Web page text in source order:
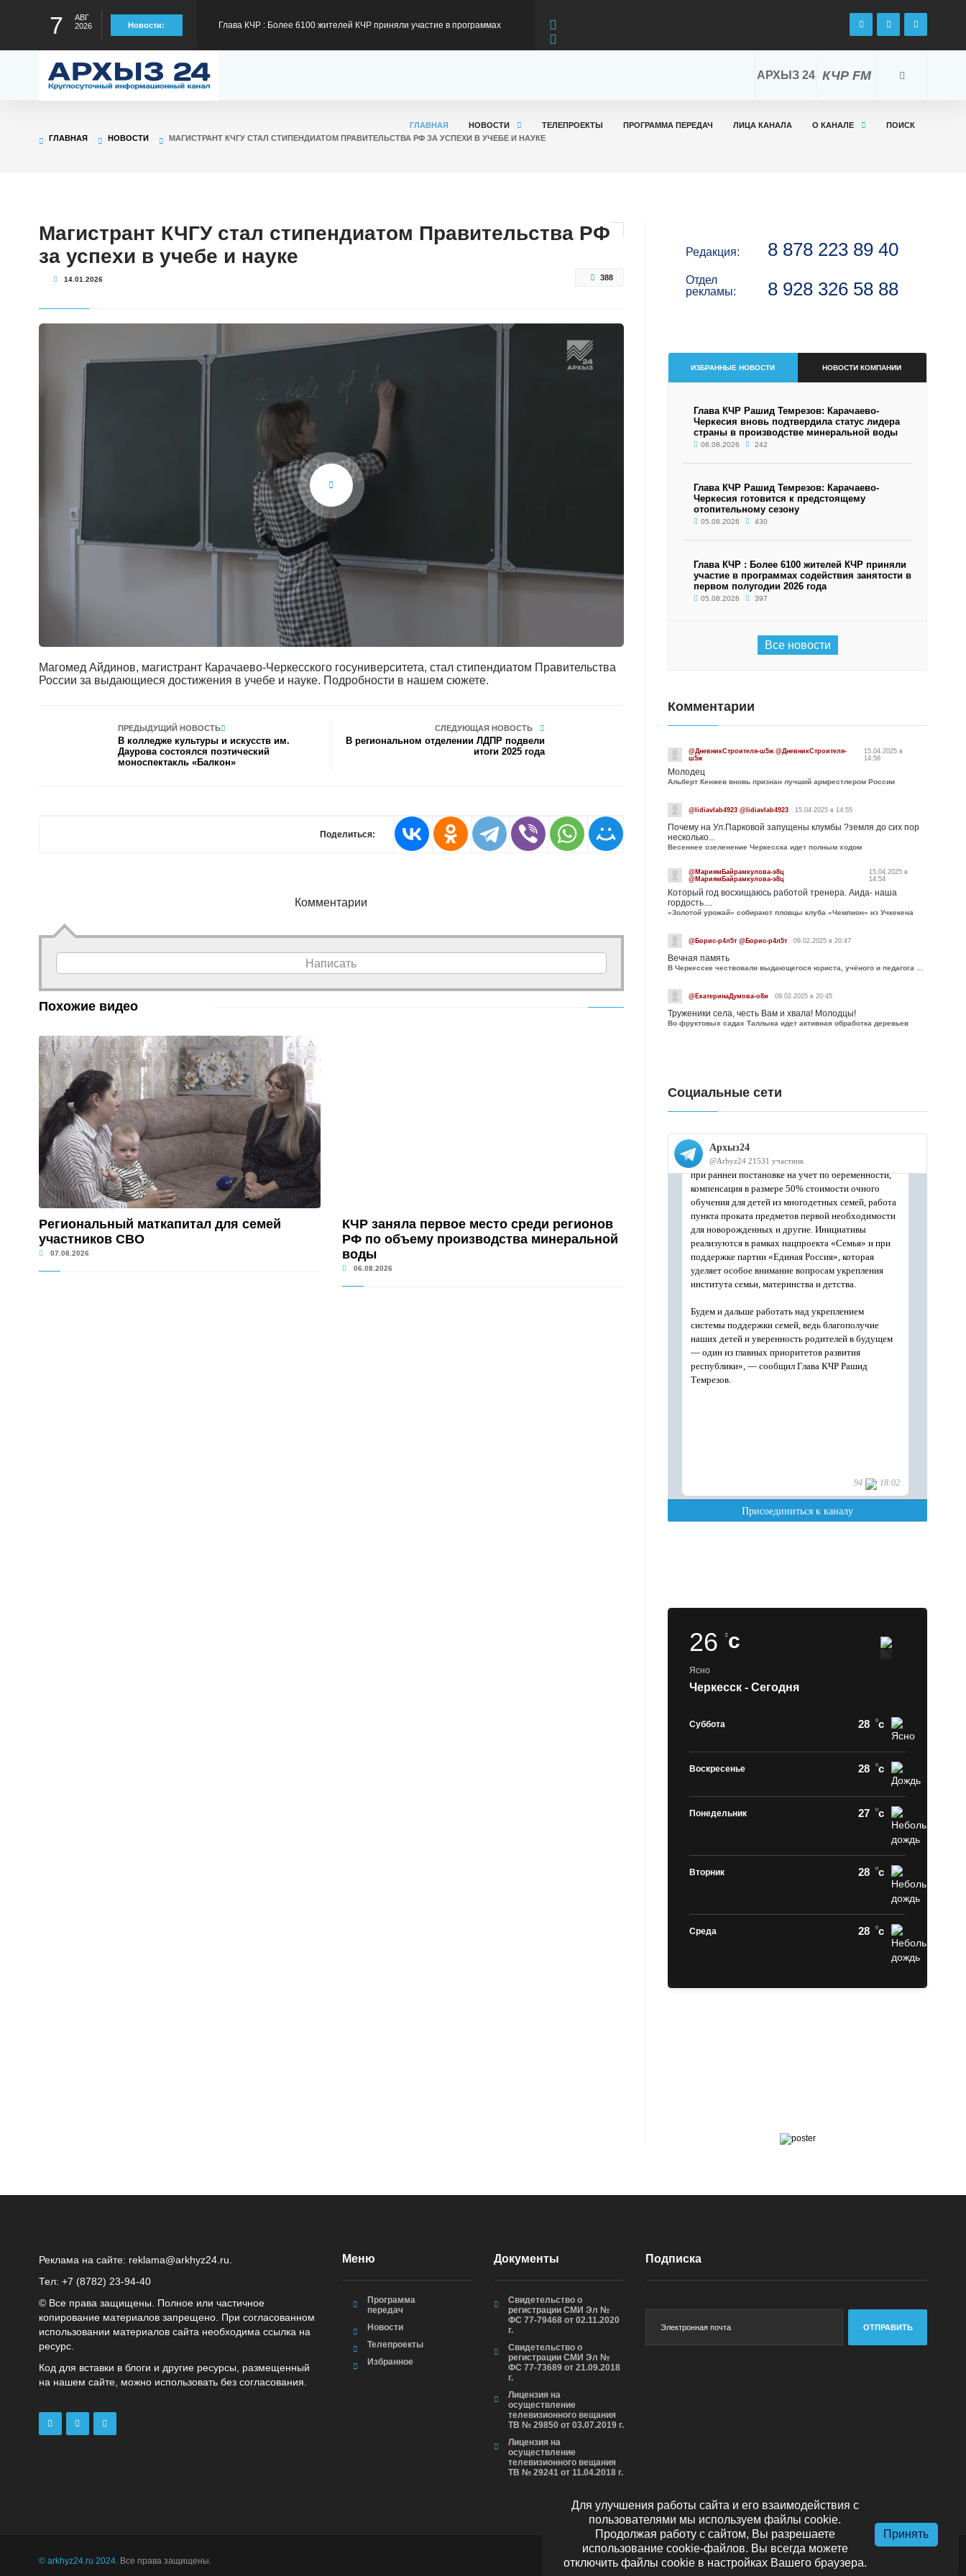
7
АВГ
2026
Новости: содействия занятости в первом полугодии 2026 года
Глава КЧР: Продолжается модернизация федеральной трассы А-156 на
Глава КЧР Рашид Темрезов: Карачаево-Черкесия вновь подтвердила
предстоящему отопительному сезону
КЧР FM
АРХЫЗ 24
ГЛАВНАЯ НОВОСТИ ТЕЛЕПРОЕКТЫ ПРОГРАММА ПЕРЕДАЧ ЛИЦА КАНАЛА О КАНАЛЕ
ПОИСК
ГЛАВНАЯ
НОВОСТИ МАГИСТРАНТ КЧГУ СТАЛ СТИПЕНДИАТОМ ПРАВИТЕЛЬСТВА РФ ЗА УСПЕХИ В УЧЕБЕ И НАУКЕ
Магистрант КЧГУ стал стипендиатом Правительства РФ
за успехи в учебе и науке
14.01.2026 388
Магомед Айдинов, магистрант Карачаево-Черкесского госуниверситета, стал стипендиатом Правительства
России за выдающиеся достижения в учебе и науке. Подробности в нашем сюжете.
ПРЕДЫДУЩИЙ НОВОСТЬ
В колледже культуры и искусств им.
Даурова состоялся поэтический
моноспектакль «Балкон»
СЛЕДУЮЩАЯ НОВОСТЬ
В региональном отделении ЛДПР подвели
итоги 2025 года
Поделиться:
Комментарии
Написать
Похожие видео
Региональный маткапитал для семей
участников СВО
07.08.2026
КЧР заняла первое место среди регионов
РФ по объему производства минеральной
воды
06.08.2026
Редакция: 8 878 223 89 40
Отдел
рекламы:
8 928 326 58 88
ИЗБРАННЫЕ НОВОСТИ НОВОСТИ КОМПАНИИ
Глава КЧР Рашид Темрезов: Карачаево-
Черкесия вновь подтвердила статус лидера
страны в производстве минеральной воды
06.08.2026 242
Глава КЧР Рашид Темрезов: Карачаево-
Черкесия готовится к предстоящему
отопительному сезону
05.08.2026 430
Глава КЧР : Более 6100 жителей КЧР приняли
участие в программах содействия занятости в
первом полугодии 2026 года
05.08.2026 397
Все новости
Комментарии
@ДневникСтроителя-ш5ж @ДневникСтроителя-
ш5ж
15.04.2025 в
14:56
Молодец
Альберт Кенжев вновь признан лучший армрестлером России
@lidiavlab4923 @lidiavlab4923 15.04.2025 в 14:55
Почему на Ул.Парковой запущены клумбы ?земля до сих пор
несколько...
Весеннее озеленение Черкесска идет полным ходом
@МариямБайрамкулова-э8ц
@МариямБайрамкулова-э8ц
15.04.2025 в
14:54
Который год восхищаюсь работой тренера. Аида- наша
гордость....
«Золотой урожай» собирают пловцы клуба «Чемпион» из Учкекена
@Борис-р4л5т @Борис-р4л5т 09.02.2025 в 20:47
Вечная память
@ЕкатеринаДумова-о8и 09.02.2025 в 20:45
Труженики села, честь Вам и хвала! Молодцы!
Во фруктовых садах Таллыка идет активная обработка деревьев
Социальные сети
26c
Ясно
Черкесск - Сегодня
Суббота 28 c
Воскресенье 28 c
Понедельник 27 c
Вторник 28 c
Среда 28 c
Реклама на сайте: reklama@arkhyz24.ru
Тел: +7 (8782) 23‑94‑40
© Все права защищены. Полное или частичное
копирование материалов запрещено. При согласованном
использовании материалов сайта необходима ссылка на
ресурс.
Код для вставки в блоги и другие ресурсы, размещенный
на нашем сайте, можно использовать без согласования.
Меню
Программа
передач
Новости
Телепроекты
Избранное
Документы
Свидетельство о
регистрации СМИ Эл №
ФС 77-79468 от 02.11.2020
г.
Свидетельство о
регистрации СМИ Эл №
ФС 77-73689 от 21.09.2018
г.
Лицензия на
осуществление
телевизионного вещания
ТВ № 29850 от 03.07.2019 г.
Лицензия на
осуществление
телевизионного вещания
ТВ № 29241 от 11.04.2018 г.
Подписка
ОТПРАВИТЬ
© arkhyz24.ru 2024. Все права защищены.
Для улучшения работы сайта и его взаимодействия с
пользователями мы используем файлы cookie.
Продолжая работу с сайтом, Вы разрешаете
использование cookie-файлов. Вы всегда можете
отключить файлы cookie в настройках Вашего браузера.
Принять